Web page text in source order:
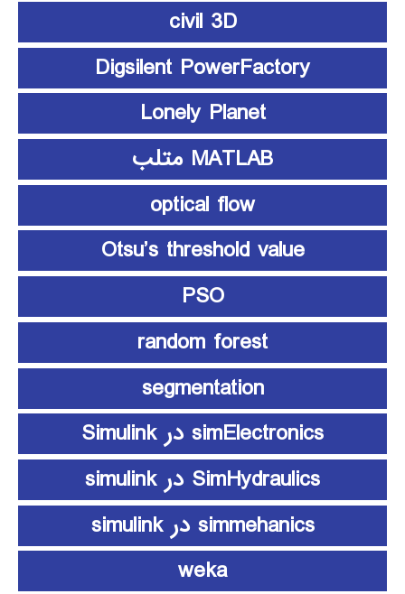
civil 3D
Digsilent PowerFactory
Lonely Planet
MATLAB متلب
optical flow
Otsu’s threshold value
PSO
random forest
segmentation
simElectronics در Simulink
SimHydraulics در simulink
simmehanics در simulink
weka